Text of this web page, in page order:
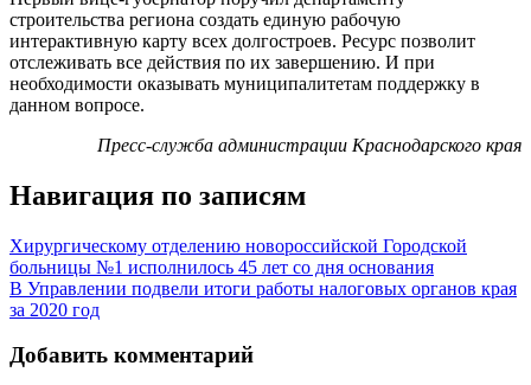
строительства региона создать единую рабочую
интерактивную карту всех долгостроев. Ресурс позволит
отслеживать все действия по их завершению. И при
необходимости оказывать муниципалитетам поддержку в
данном вопросе.
Пресс-служба администрации Краснодарского края
Навигация по записям
Хирургическому отделению новороссийской Городской
больницы №1 исполнилось 45 лет со дня основания
В Управлении подвели итоги работы налоговых органов края
за 2020 год
Добавить комментарий